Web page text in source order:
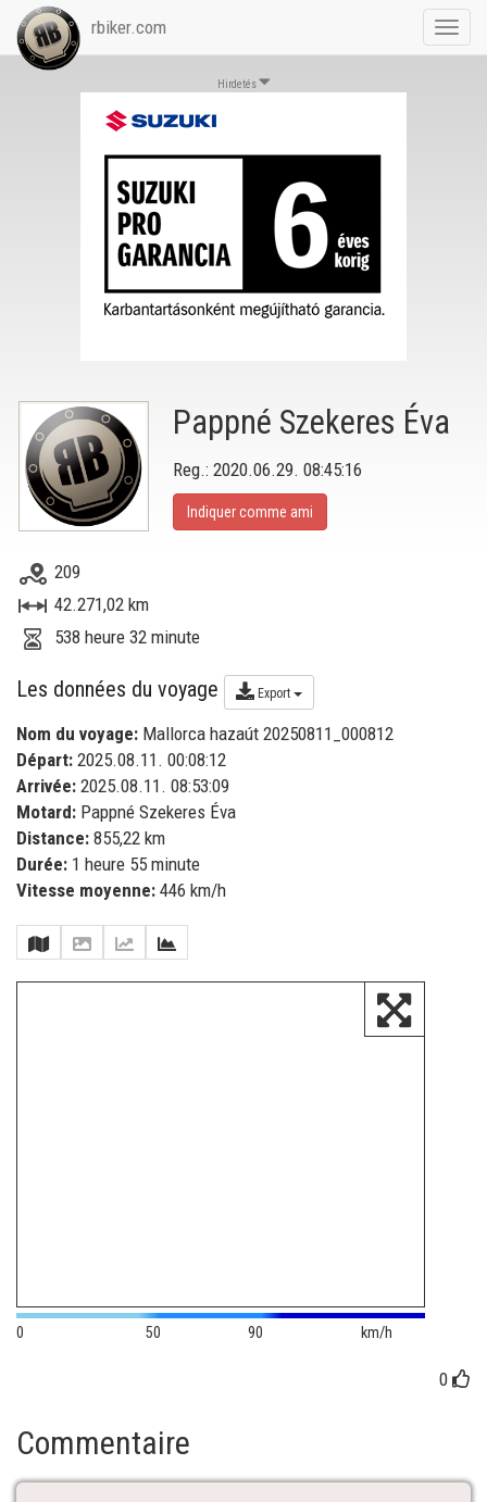
rbiker.com
Hirdetés
Pappné Szekeres Éva
Reg.: 2020.06.29. 08:45:16
Indiquer comme ami
209
42.271,02 km
538 heure 32 minute
Les données du voyage Export
Nom du voyage: Mallorca hazaút 20250811_000812
Départ: 2025.08.11. 00:08:12
Arrivée: 2025.08.11. 08:53:09
Motard: Pappné Szekeres Éva
Distance: 855,22 km
Durée: 1 heure 55 minute
Vitesse moyenne: 446 km/h
0 50 90 km/h
0
Commentaire